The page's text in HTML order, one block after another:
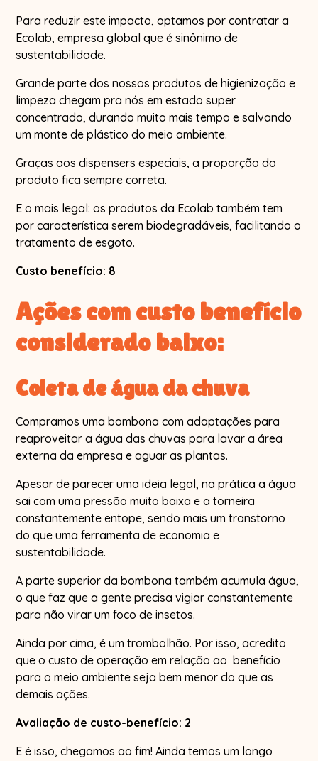
Para reduzir este impacto, optamos por contratar a
Ecolab, empresa global que é sinônimo de
sustentabilidade.
Grande parte dos nossos produtos de higienização e
limpeza chegam pra nós em estado super
concentrado, durando muito mais tempo e salvando
um monte de plástico do meio ambiente.
Graças aos dispensers especiais, a proporção do
produto fica sempre correta.
E o mais legal: os produtos da Ecolab também tem
por característica serem biodegradáveis, facilitando o
tratamento de esgoto.
Custo benefício: 8
Ações com custo benefício
considerado baixo:
Coleta de água da chuva
Compramos uma bombona com adaptações para
reaproveitar a água das chuvas para lavar a área
externa da empresa e aguar as plantas.
Apesar de parecer uma ideia legal, na prática a água
sai com uma pressão muito baixa e a torneira
constantemente entope, sendo mais um transtorno
do que uma ferramenta de economia e
sustentabilidade.
A parte superior da bombona também acumula água,
o que faz que a gente precisa vigiar constantemente
para não virar um foco de insetos.
Ainda por cima, é um trombolhão. Por isso, acredito
que o custo de operação em relação ao benefício
para o meio ambiente seja bem menor do que as
demais ações.
Avaliação de custo-benefício: 2
E é isso, chegamos ao fim! Ainda temos um longo